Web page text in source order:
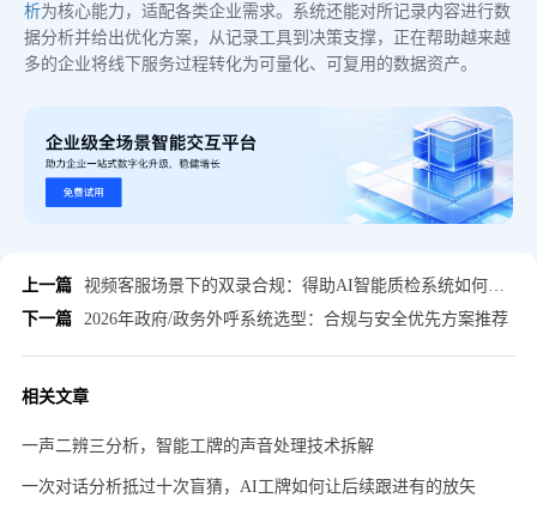
析为核心能力，适配各类企业需求。系统还能对所记录内容进行数
据分析并给出优化方案，从记录工具到决策支撑，正在帮助越来越
多的企业将线下服务过程转化为可量化、可复用的数据资产。
上一篇
视频客服场景下的双录合规：得助AI智能质检系统如何边服务边质检，0延时预警纠偏
下一篇
2026年政府/政务外呼系统选型：合规与安全优先方案推荐
相关文章
一声二辨三分析，智能工牌的声音处理技术拆解
一次对话分析抵过十次盲猜，AI工牌如何让后续跟进有的放矢